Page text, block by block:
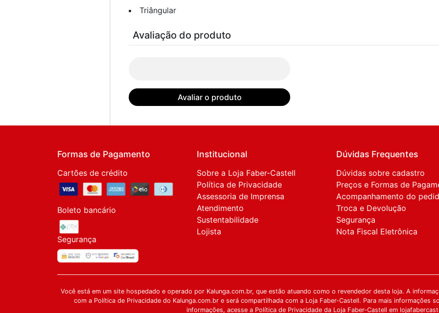
Triângular
Avaliação do produto
Avaliar o produto
Formas de Pagamento
Cartões de crédito
Boleto bancário
Segurança
Institucional
Sobre a Loja Faber-Castell
Política de Privacidade
Assessoria de Imprensa
Atendimento
Sustentabilidade
Lojista
Dúvidas Frequentes
Dúvidas sobre cadastro
Preços e Formas de
Acompanhamento do
Troca e Devolução
Segurança
Nota Fiscal Eletrônica
Você está em um site hospedado e operado por Kalunga.com.br, que estão atuando como o revendedor desta loja. A
com a Política de Privacidade do Kalunga.com.br e será compartilhada com a Loja Faber-Castell. Para mais informações
informações, acesse a Política de Privacidade da Loja Faber-Castell em